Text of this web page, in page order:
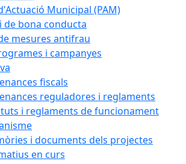
Municipal (PAM)
de bona conducta
mesures antifrau
i campanyes
fiscals
reguladores i reglaments
i reglaments de funcionament
i documents dels projectes
en curs